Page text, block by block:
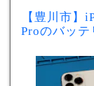
【豊川市】
Proのバッテ
が早い症状
分で改